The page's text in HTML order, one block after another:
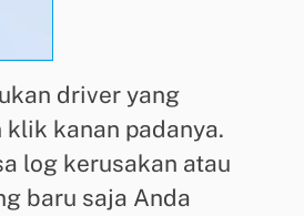
driver yang
kanan padanya.
log kerusakan atau
baru saja Anda